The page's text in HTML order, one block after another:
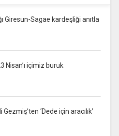
Giresun-Sagae kardeşliği anıtla
Nisan’ı içimiz buruk
‘Dede için aracılık’